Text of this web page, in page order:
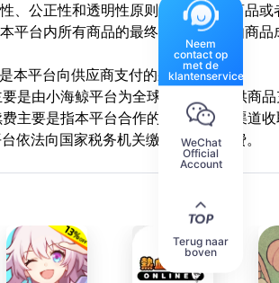
、公正性和透明性原则，依据相关商品
平台内所有商品的最终销售价格均由商
本平台向供应商支付的采购成本；
是由小海鲸平台为全球华人用户提供商
主要是指本平台合作的第三方支付渠道
依法向国家税务机关缴纳的各项税费。
Neem
contact op
met de
klantenservice
WeChat
Official
Account
Terug naar
boven